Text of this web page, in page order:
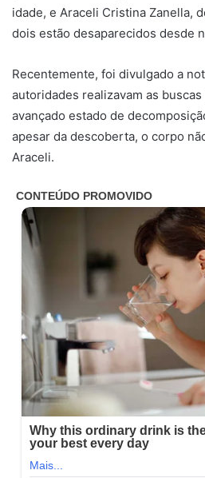
idade, e Araceli Cristina Zanella,
dois estão desaparecidos desde
Recentemente, foi divulgado a
autoridades realizavam as
avançado estado de
apesar da descoberta, o corpo
Araceli.